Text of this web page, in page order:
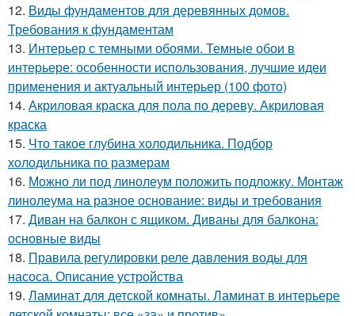
12. Виды фундаментов для деревянных домов.
Требования к фундаментам
13. Интерьер с темными обоями. Темные обои в
интерьере: особенности использования, лучшие идеи
применения и актуальный интерьер (100 фото)
14. Акриловая краска для пола по дереву. Акриловая
краска
15. Что такое глубина холодильника. Подбор
холодильника по размерам
16. Можно ли под линолеум положить подложку. Монтаж
линолеума на разное основание: виды и требования
17. Диван на балкон с ящиком. Диваны для балкона:
основные виды
18. Правила регулировки реле давления воды для
насоса. Описание устройства
19. Ламинат для детской комнаты. Ламинат в интерьере